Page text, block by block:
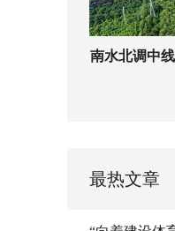
南水北调中
最热文章